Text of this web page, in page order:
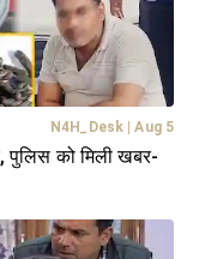
N4H_Desk Aug 5
पुलिस को मिली खबर-